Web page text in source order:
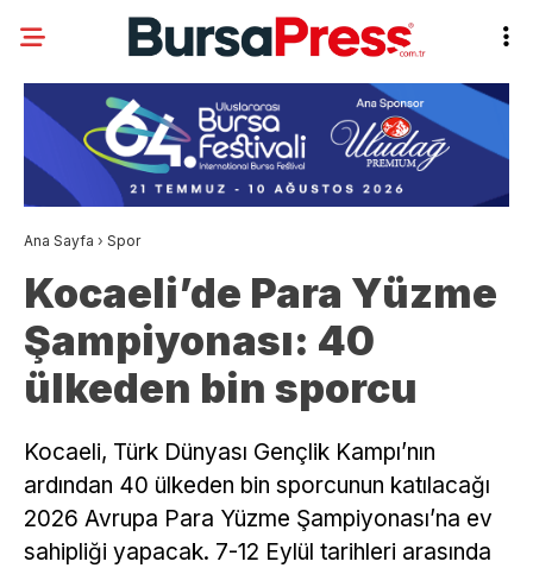
Ana Sayfa › Spor
Kocaeli’de Para Yüzme
Şampiyonası: 40
ülkeden bin sporcu
Kocaeli, Türk Dünyası Gençlik Kampı’nın
ardından 40 ülkeden bin sporcunun katılacağı
2026 Avrupa Para Yüzme Şampiyonası’na ev
sahipliği yapacak. 7-12 Eylül tarihleri arasında